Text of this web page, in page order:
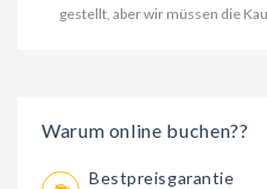
gestellt, aber wir müssen die
Warum online buchen??
Bestpreisgarantie